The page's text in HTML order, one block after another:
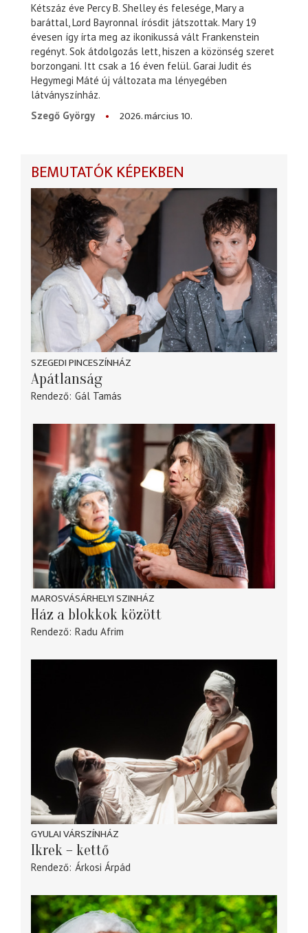
Kétszáz éve Percy B. Shelley és felesége, Mary a
baráttal, Lord Bayronnal írósdit játszottak. Mary 19
évesen így írta meg az ikonikussá vált Frankenstein
regényt. Sok átdolgozás lett, hiszen a közönség szeret
borzongani. Itt csak a 16 éven felül. Garai Judit és
Hegymegi Máté új változata ma lényegében
látványszínház.
Szegő György
2026. március 10.
BEMUTATÓK KÉPEKBEN
SZEGEDI PINCESZÍNHÁZ
Apátlanság
Rendező Gál Tamás
MAROSVÁSÁRHELYI SZINHÁZ
Ház a blokkok között
Rendező Radu Afrim
GYULAI VÁRSZÍNHÁZ
Ikrek – kettő
Rendező Árkosi Árpád